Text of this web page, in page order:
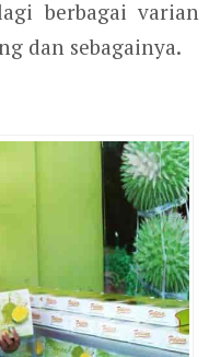
berbagai varian
dan sebagainya.